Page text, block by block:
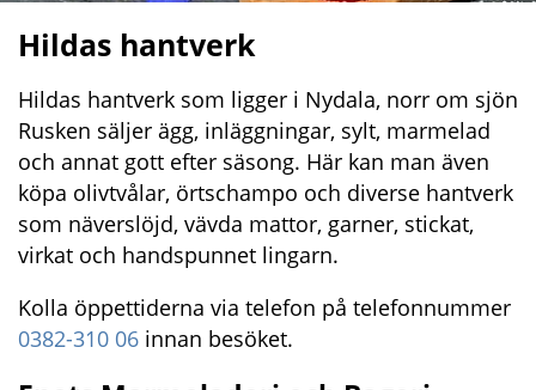
Hildas hantverk
Hildas hantverk som ligger i Nydala, norr om sjön
Rusken säljer ägg, inläggningar, sylt, marmelad
och annat gott efter säsong. Här kan man även
köpa olivtvålar, örtschampo och diverse hantverk
som näverslöjd, vävda mattor, garner, stickat,
virkat och handspunnet lingarn.
0382-310 06 innan besöket.